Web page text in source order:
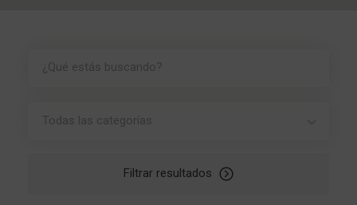
Todas las categorías
Filtrar resultados